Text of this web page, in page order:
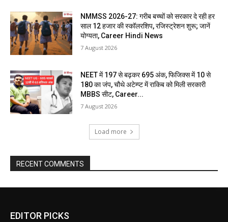
NMMSS 2026-27: गरीब बच्चों को सरकार दे रही हर
साल 12 हजार की स्कॉलरशिप, रजिस्ट्रेशन शुरू; जानें
योग्यता, Career Hindi News
7 August 2026
NEET में 197 से बढ़कर 695 अंक, फिजिक्स में 10 से
180 का जंप, चौथे अटेम्प्ट में राकिब को मिली सरकारी
MBBS सीट, Career...
7 August 2026
Load more
RECENT COMMENTS
EDITOR PICKS